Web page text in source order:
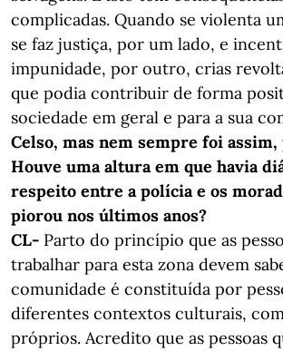
complicadas. Quando se violenta
se faz justiça, por um lado, e
impunidade, por outro, crias
que podia contribuir de forma
sociedade em geral e para a sua
Celso, mas nem sempre foi assim,
Houve uma altura em que havia
respeito entre a polícia e os
piorou nos últimos anos?
CL- Parto do princípio que as
trabalhar para esta zona devem
comunidade é constituída por
diferentes contextos culturais,
próprios. Acredito que as pessoas